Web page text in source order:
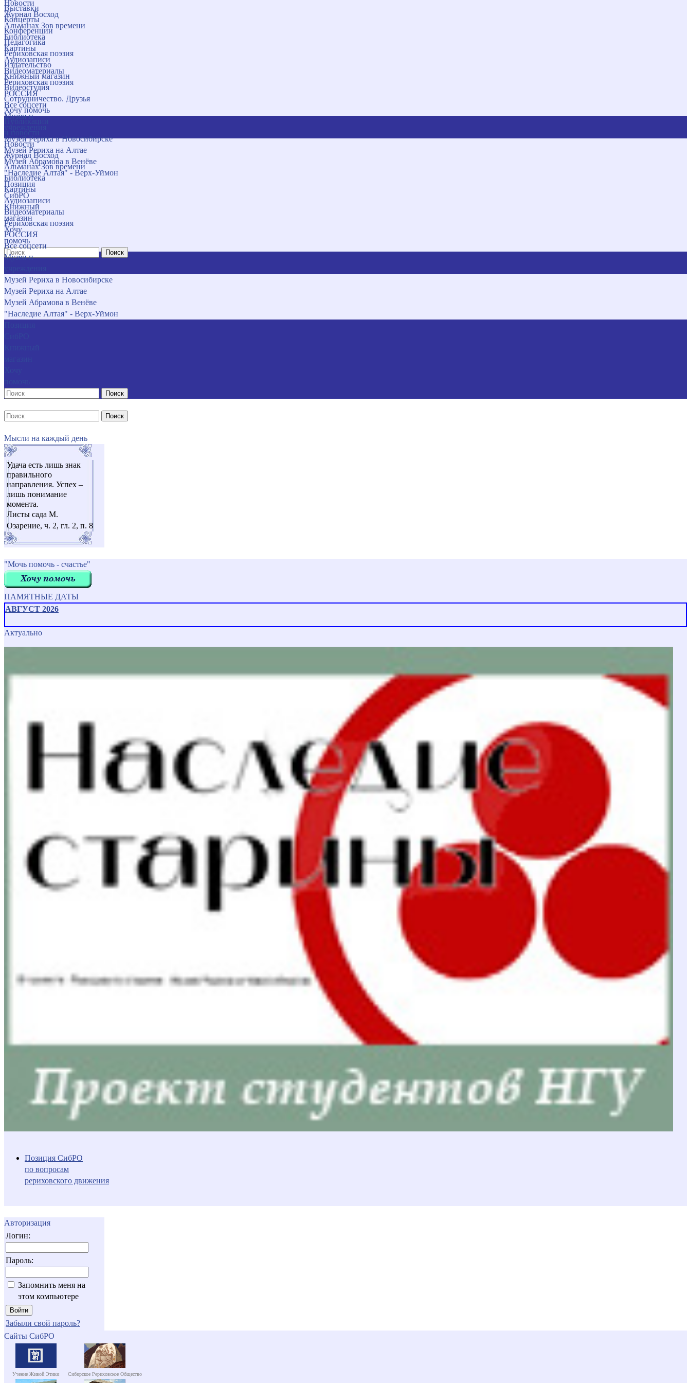
Новости
Журнал Восход
Альманах Зов времени
Библиотека
Картины
Аудиозаписи
Видеоматериалы
Рериховская поэзия
РОССИЯ
Все соцсети
Музеи и
Музей Рериха в Новосибирске
Музей Рериха на Алтае
Музей Абрамова в Венёве
"Наследие Алтая" - Верх-Уймон
Позиция
СибРО
Книжный
магазин
Хочу
помочь
Поиск
Выставки
Концерты
Конференции
Педагогика
Рериховская поэзия
Издательство
Книжный магазин
Видеостудия
Сотрудничество. Друзья
Хочу помочь
Новости
Журнал Восход
Альманах Зов времени
Библиотека
Картины
Аудиозаписи
Видеоматериалы
Рериховская поэзия
РОССИЯ
Все соцсети
Музеи и
Музей Рериха в Новосибирске
Музей Рериха на Алтае
Музей Абрамова в Венёве
"Наследие Алтая" - Верх-Уймон
Поиск
Поиск
Мысли на каждый день
Удача есть лишь знак
правильного
направления. Успех –
лишь понимание
момента.
Листы сада М.
Озарение, ч. 2, гл. 2, п. 8
"Мочь помочь - счастье"
ПАМЯТНЫЕ ДАТЫ
АВГУСТ 2026
Актуально
Позиция СибРО
по вопросам
рериховского движения
Авторизация
Логин:
Пароль:
Запомнить меня на
этом компьютере
Забыли свой пароль?
Сайты СибРО
Учение Живой Этики Сибирское Рериховское Общество